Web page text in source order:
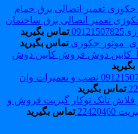
تماس بگیرید
جکوزی تماس بگیرید
فروش کابین دوش
نصب و تعمیرات وان
تماس بگیرید
فروش و
تماس بگیرید